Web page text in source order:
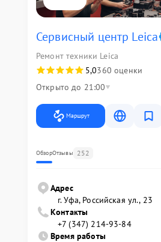
Сервисный центр Leica
Ремонт техники Leica
5,0360 оценки
Открыто до 21:00
Маршрут
ОбзорОтзывы 252
Адрес
г. Уфа, Российская ул., 23
Контакты
+7 (347) 214-93-84
Время работы